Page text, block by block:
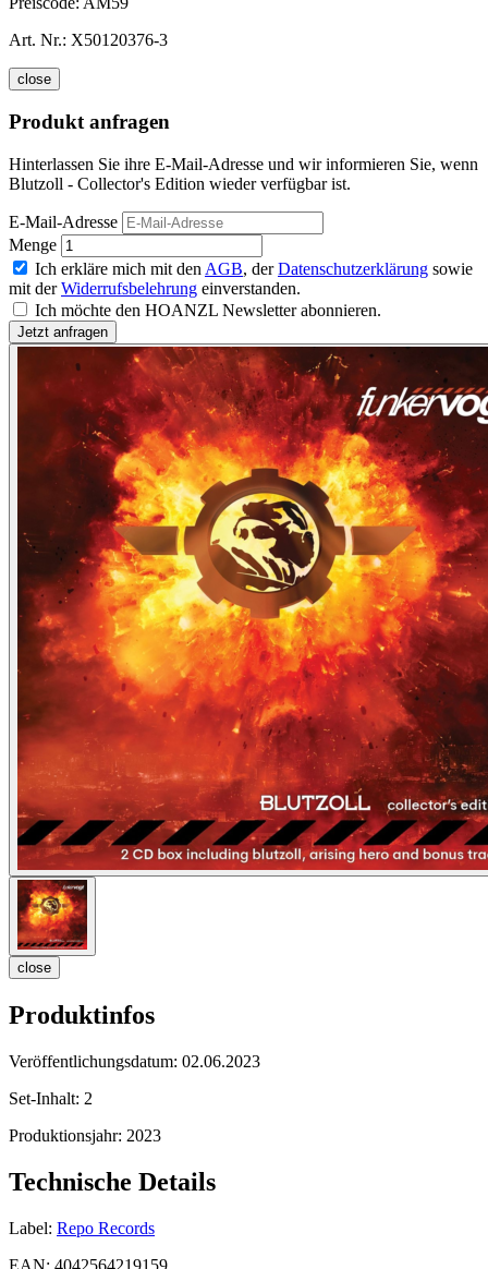
Art. Nr.: X50120376-3
close
Produkt anfragen
Hinterlassen Sie ihre E-Mail-Adresse und wir informieren Sie, wenn
Blutzoll - Collector's Edition wieder verfügbar ist.
E-Mail-Adresse
Menge
Ich erkläre mich mit den AGB, derDatenschutzerklärung sowie
mit derWiderrufsbelehrung einverstanden.
Ich möchte den HOANZL Newsletter abonnieren.
close
Produktinfos
Veröffentlichungsdatum: 02.06.2023
Set-Inhalt: 2
Produktionsjahr: 2023
Technische Details
Label: Repo Records
EAN: 4042564219159